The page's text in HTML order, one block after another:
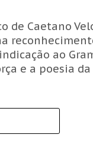
de Caetano
ao
e a poesia da